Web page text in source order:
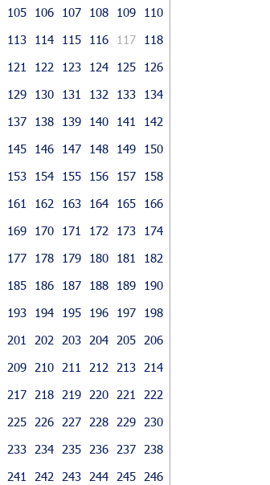
105 106 107 108 109
110
113 114 115 116 117
118
121 122 123 124 125
126
129 130 131 132 133
134
137 138 139 140 141
142
145 146 147 148 149
150
153 154 155 156 157
158
161 162 163 164 165
166
169 170 171 172 173
174
177 178 179 180 181
182
185 186 187 188 189
190
193 194 195 196 197
198
201 202 203 204 205
206
209 210 211 212 213
214
217 218 219 220 221
222
225 226 227 228 229
230
233 234 235 236 237
238
241 242 243 244 245 246